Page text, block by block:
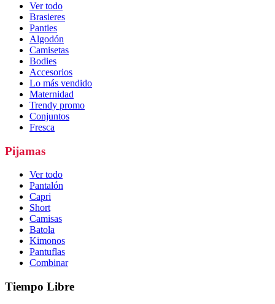
Ver todo
Brasieres
Panties
Algodón
Camisetas
Bodies
Accesorios
Lo más vendido
Maternidad
Trendy promo
Conjuntos
Fresca
Pijamas
Ver todo
Pantalón
Capri
Short
Camisas
Batola
Kimonos
Pantuflas
Combinar
Tiempo Libre